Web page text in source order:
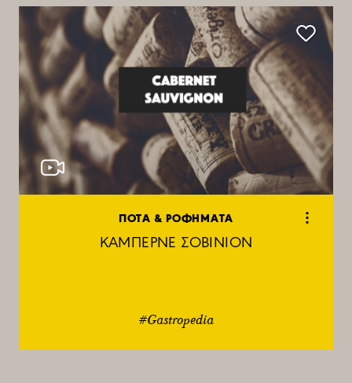
ΠΟΤΑ & ΡΟΦΗΜΑΤΑ
ΚΑΜΠΕΡΝΕ ΣΟΒΙΝΙΟΝ
#Gastropedia